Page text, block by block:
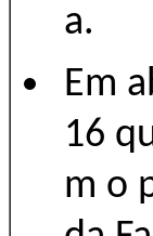
a.
Em
16
m o